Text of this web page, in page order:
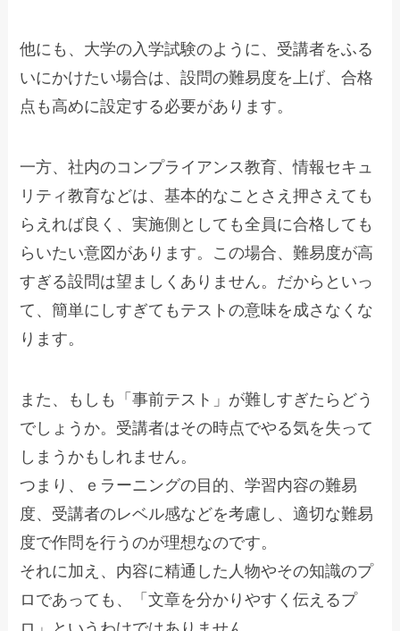
他にも、大学の入学試験のように、受講者をふる
いにかけたい場合は、設問の難易度を上げ、合格
点も高めに設定する必要があります。
一方、社内のコンプライアンス教育、情報セキュ
リティ教育などは、基本的なことさえ押さえても
らえれば良く、実施側としても全員に合格しても
らいたい意図があります。この場合、難易度が高
すぎる設問は望ましくありません。だからといっ
て、簡単にしすぎてもテストの意味を成さなくな
ります。
また、もしも「事前テスト」が難しすぎたらどう
でしょうか。受講者はその時点でやる気を失って
しまうかもしれません。
つまり、ｅラーニングの目的、学習内容の難易
度、受講者のレベル感などを考慮し、適切な難易
度で作問を行うのが理想なのです。
それに加え、内容に精通した人物やその知識のプ
ロであっても、「文章を分かりやすく伝えるプ